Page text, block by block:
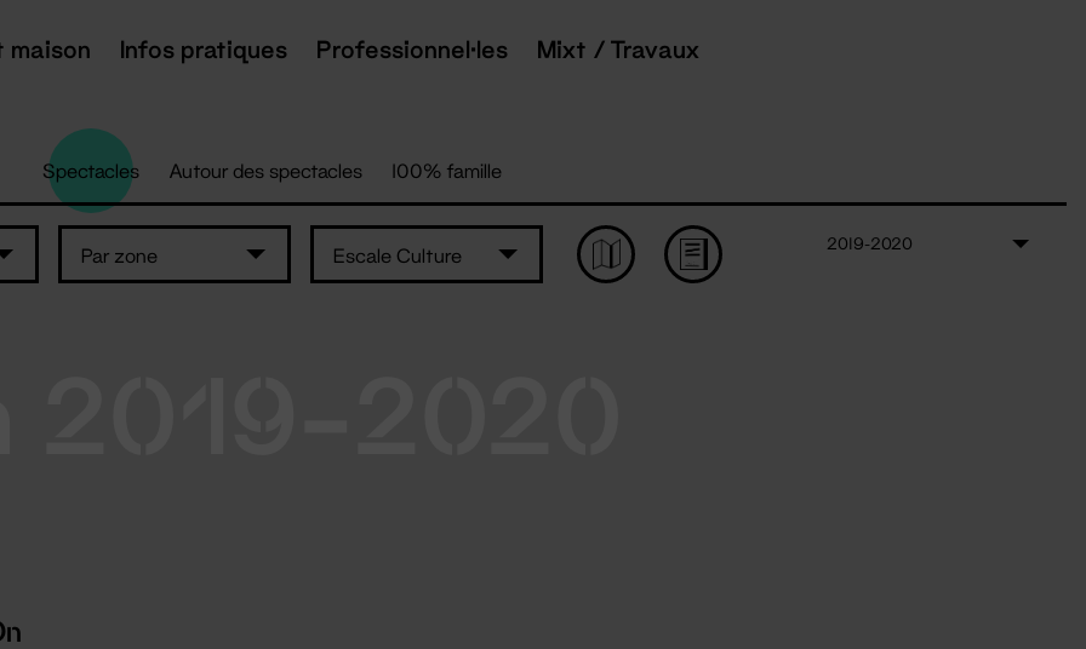
maison Infos pratiques Professionnel·les Mixt / Travaux
Spectacles Autour des spectacles 100% famille
Par zone Escale Culture
2019-2020